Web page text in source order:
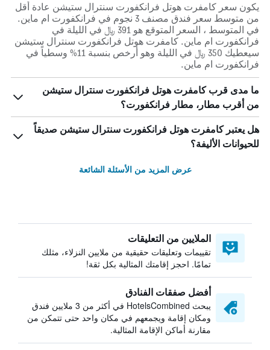
يكون سعر كامفرت هوتل فرانكفورت سنترال ستيشن عادة أقل
من متوسط ​​سعر فندق مصنف 3 نجوم في فرانكفورت ام ماين.
في المتوسط ، السعر المتوقع هو 391 ﷼ في الليلة في
فرانكفورت ام ماين. كامفرت هوتل فرانكفورت سنترال ستيشن
سيعطيك 350 ﷼ في الليلة وهو أرخص بنسبة 11% وسطياً في
فرانكفورت ام ماين.
ما مدى قرب كامفرت هوتل فرانكفورت سنترال ستيشن
من أقرب مطار، مطار فرانكفورت؟
هل يعتبر كامفرت هوتل فرانكفورت سنترال ستيشن صديقاً
للحيوانات الأليفة؟
عرض المزيد من الأسئلة الشائعة
الملايين من التعليقات
تقييمات وتعليقات حقيقية من ملايين النزلاء، مثلك
تمامًا. احجز إقامتك المثالية بكل ثقة!
أفضل صفقات الفنادق
يبحث HotelsCombined في أكثر من 3 ملايين فندق
ومكان إقامة ويجمعهم في مكان واحد حتى تتمكن من
مقارنة أماكن الإقامة المثالية.